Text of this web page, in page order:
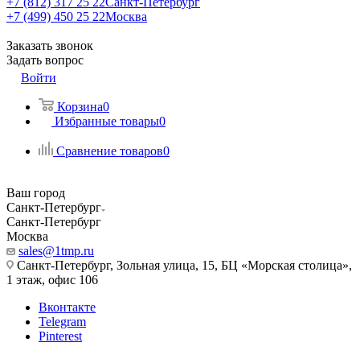
+7 (499) 450 25 22Москва
Заказать звонок
Задать вопрос
Войти
Корзина0
Избранные товары0
Сравнение товаров0
Ваш город
Санкт-Петербург
Санкт-Петербург
Москва
sales@1tmp.ru
Санкт-Петербург, Зольная улица, 15, БЦ «Морская столица»,
1 этаж, офис 106
Вконтакте
Telegram
Pinterest